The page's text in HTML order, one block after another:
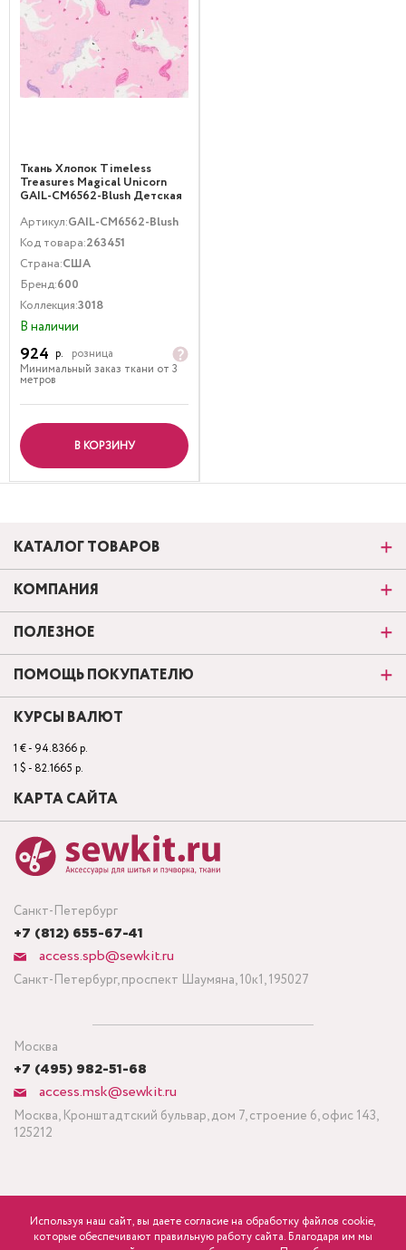
Ткань Хлопок Timeless
Treasures Magical Unicorn
GAIL-CM6562-Blush Детская
Металлик Розовый Серебро
Артикул:GAIL-CM6562-Blush
Код товара:263451
Страна:США
Бренд:600
Коллекция:3018
В наличии
924 р.
розница
Минимальный заказ ткани от 3
метров
В КОРЗИНУ
Санкт-Петербург
+7 (812) 655-67-41
access.spb@sewkit.ru
Санкт-Петербург, проспект Шаумяна, 10к1, 195027
Москва
+7 (495) 982-51-68
access.msk@sewkit.ru
Москва, Кронштадтский бульвар, дом 7, строение 6, офис 143,
125212
КАТАЛОГ ТОВАРОВ
КОМПАНИЯ
ПОЛЕЗНОЕ
ПОМОЩЬ ПОКУПАТЕЛЮ
КУРСЫ ВАЛЮТ
1 € - 94.8366 р.
1 $ - 82.1665 р.
КАРТА САЙТА
ПОДПИСАТЬСЯ НА НОВОСТИ
Используя наш сайт, вы даете согласие на обработку файлов cookie,
которые обеспечивают правильную работу сайта. Благодаря им мы